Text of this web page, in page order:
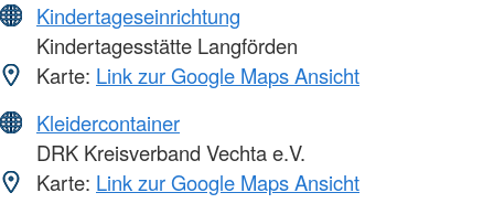
Kindertageseinrichtung
Kindertagesstätte Langförden
Karte: Link zur Google Maps Ansicht
Kleidercontainer
DRK Kreisverband Vechta e.V.
Karte: Link zur Google Maps Ansicht